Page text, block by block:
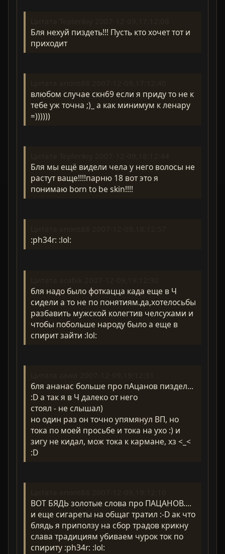
Бля нехуй пиздеть!!! Пусть кто хочет тот и
приходит
влюбом случае скн69 если я приду то не к
тебе уж точна ;)_ а как минимум к ленару
=))))))
Бля мы ещё видели чела у него волосы не
растут ваще!!!!парню 18 вот это я
понимаю born to be skin!!!!
:ph34r: :lol:
бля надо было фоткацца када еще в Ч
сидели а то не по понятиям.да,хотелосьбы
разбавить мужской колегтив челсухами и
чтобы побольше народу было а еще в
спирит зайти :lol:
бля ананас больше про пАцанов пиздел...
:D а так я в Ч далеко от него
стоял - не слышал)
но один раз он точно упямянул ВП, но
тока по моей просьбе и тока на ухо :) и
зигу не кидал, мож тока к кармане, хз <_<
:D
ВОТ БЯДЬ золотые слова про ПАЦАНОВ....
и еще сигареты на общаг тратил :-D ак что
блядь я приползу на сбор традов крикну
слава традициям убиваем чурок ток по
спириту :ph34r: :lol: